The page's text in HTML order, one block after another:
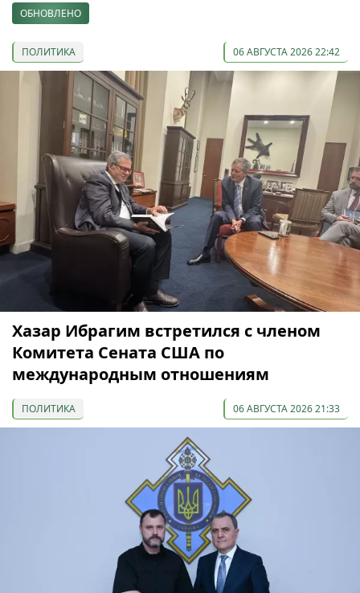
ОБНОВЛЕНО
ПОЛИТИКА 06 АВГУСТА 2026 22:42
Хазар Ибрагим встретился с членом
Комитета Сената США по
международным отношениям
ПОЛИТИКА 06 АВГУСТА 2026 21:33